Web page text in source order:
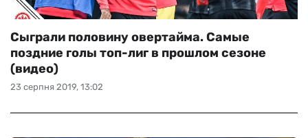
23 серпня 2019, 13:02
Сыграли половину овертайма. Самые
поздние голы топ-лиг в прошлом сезоне
(видео)